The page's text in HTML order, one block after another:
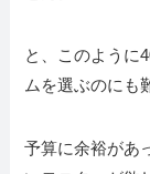
と、このように
ムを選ぶのにも
予算に余裕があ